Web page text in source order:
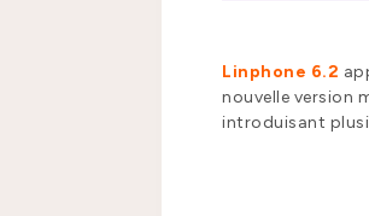
Linphone 6.2
nouvelle version
introduisant